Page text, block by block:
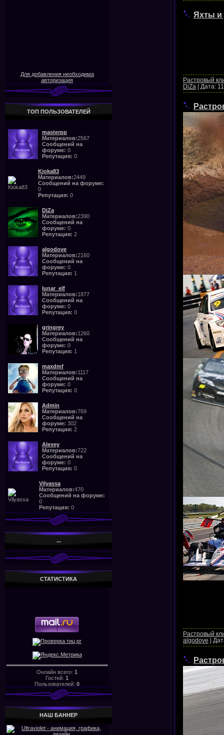
Для добавления необходима
авторизация
ТОП ПОЛЬЗОВАТЕЛЕЙ
masterpp
Материалов:2567
Сообщений на
форуме: 0
Репутация: 0
Kioka83
Материалов:2449
Сообщений на форуме:
0
Репутация: 0
DiZa
Материалов:2390
Сообщений на
форуме: 0
Репутация: 2
algodove
Материалов:2160
Сообщений на
форуме: 0
Репутация: 1
lunar_elf
Материалов:1877
Сообщений на
форуме: 0
Репутация: 0
gringrey
Материалов:1260
Сообщений на
форуме: 0
Репутация: 1
maxdmf
Материалов:1117
Сообщений на
форуме: 0
Репутация: 0
Admin
Материалов:769
Сообщений на
форуме: 302
Репутация: 2
Alexey
Материалов:722
Сообщений на
форуме: 0
Репутация: 0
Vilyassa
Материалов:470
Сообщений на форуме:
0
Репутация: 0
...
СТАТИСТИКА
Онлайн всего: 1
Гостей: 1
Пользователей: 0
НАШ БАHHЕР
Яхты и
Растровый
DiZa | Дата:
Растровый
algodove |